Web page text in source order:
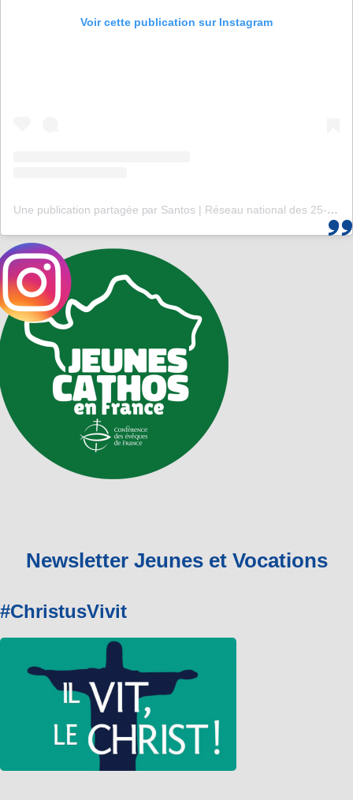
Voir cette publication sur Instagram
Une publication partagée par Santos | Réseau national des 25-35 (@santos_cef)
Newsletter Jeunes et Vocations
#ChristusVivit